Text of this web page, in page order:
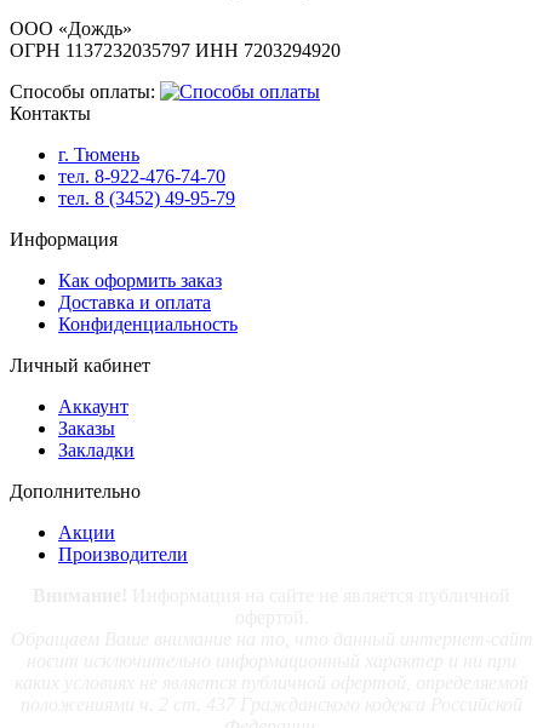
ООО «Дождь»
ОГРН 1137232035797 ИНН 7203294920
Способы оплаты:
Контакты
г. Тюмень
тел. 8-922-476-74-70
тел. 8 (3452) 49-95-79
Информация
Как оформить заказ
Доставка и оплата
Конфиденциальность
Личный кабинет
Аккаунт
Заказы
Закладки
Дополнительно
Акции
Производители